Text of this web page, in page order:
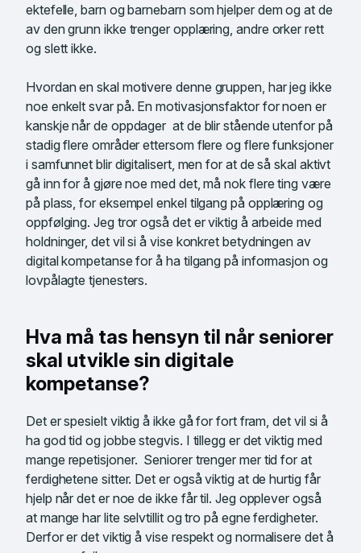
ektefelle, barn og barnebarn som hjelper dem og at de
av den grunn ikke trenger opplæring, andre orker rett
og slett ikke.
Hvordan en skal motivere denne gruppen, har jeg ikke
noe enkelt svar på. En motivasjonsfaktor for noen er
kanskje når de oppdager at de blir stående utenfor på
stadig flere områder ettersom flere og flere funksjoner
i samfunnet blir digitalisert, men for at de så skal aktivt
gå inn for å gjøre noe med det, må nok flere ting være
på plass, for eksempel enkel tilgang på opplæring og
oppfølging. Jeg tror også det er viktig å arbeide med
holdninger, det vil si å vise konkret betydningen av
digital kompetanse for å ha tilgang på informasjon og
lovpålagte tjenesters.
Hva må tas hensyn til når seniorer
skal utvikle sin digitale
kompetanse?
Det er spesielt viktig å ikke gå for fort fram, det vil si å
ha god tid og jobbe stegvis. I tillegg er det viktig med
mange repetisjoner. Seniorer trenger mer tid for at
ferdighetene sitter. Det er også viktig at de hurtig får
hjelp når det er noe de ikke får til. Jeg opplever også
at mange har lite selvtillit og tro på egne ferdigheter.
Derfor er det viktig å vise respekt og normalisere det å